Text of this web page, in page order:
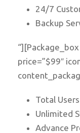
24/7
Backup
price=”$99″
Total Users
Unlimited
Advance